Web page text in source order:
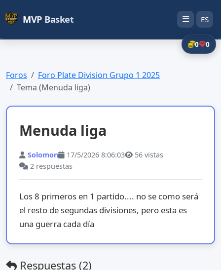
MVP Basket ES
0 0
Foros
Foro Plate Division Grupo 1 2025
Tema (Menuda liga)
Menuda liga
Solomon 17/5/2026 8:06:03 56 vistas
2 respuestas
Los 8 primeros en 1 partido.... no se como será
el resto de segundas divisiones, pero esta es
una guerra cada día
Respuestas (2)